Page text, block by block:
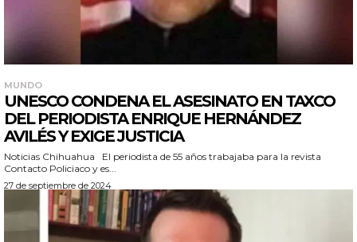
MUNDO
UNESCO CONDENA EL ASESINATO EN TAXCO
DEL PERIODISTA ENRIQUE HERNÁNDEZ
AVILÉS Y EXIGE JUSTICIA
Noticias Chihuahua El periodista de 55 años trabajaba para la revista
Contacto Policiaco y es...
27 de septiembre de 2024